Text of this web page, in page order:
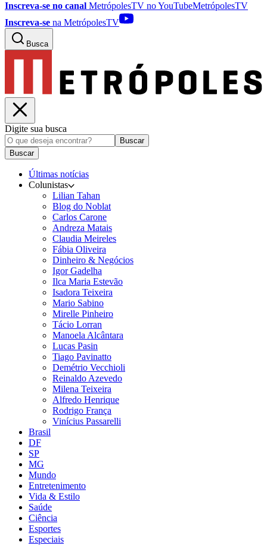
Inscreva-se no canal MetrópolesTV noYouTubeMetrópolesTV
Inscreva-se na MetrópolesTV
Busca
Digite sua busca
Buscar
Buscar
Últimas notícias
Colunistas
Lilian Tahan
Blog do Noblat
Carlos Carone
Andreza Matais
Claudia Meireles
Fábia Oliveira
Dinheiro & Negócios
Igor Gadelha
Ilca Maria Estevão
Isadora Teixeira
Mario Sabino
Mirelle Pinheiro
Tácio Lorran
Manoela Alcântara
Lucas Pasin
Tiago Pavinatto
Demétrio Vecchioli
Reinaldo Azevedo
Milena Teixeira
Alfredo Henrique
Rodrigo França
Vinícius Passarelli
Brasil
DF
SP
MG
Mundo
Entretenimento
Vida & Estilo
Saúde
Ciência
Esportes
Especiais